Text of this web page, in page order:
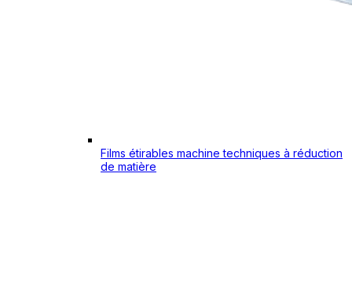
Films étirables machine techniques à réduction
de matière